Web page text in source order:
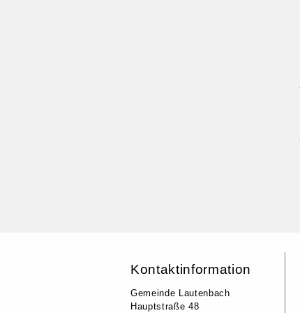
Kontaktinformation
Gemeinde Lautenbach
Hauptstraße 48